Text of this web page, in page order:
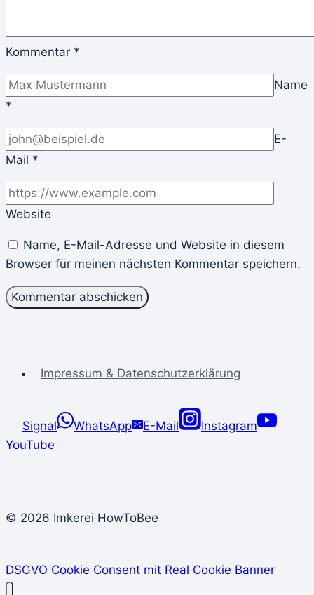
Kommentar *
Name
*
E-
Mail *
Website
Name, E-Mail-Adresse und Website in diesem
Browser für meinen nächsten Kommentar speichern.
Impressum & Datenschutzerklärung
Signal WhatsApp E-Mail
Instagram
YouTube
© 2026 Imkerei HowToBee
DSGVO Cookie Consent mit Real Cookie Banner